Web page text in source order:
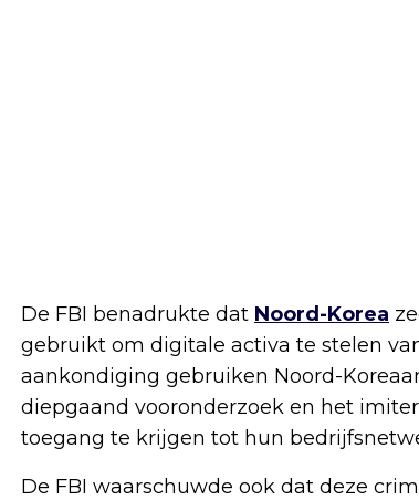
De FBI benadrukte dat Noord-Korea
gebruikt om digitale activa te stelen
aankondiging gebruiken Noord-
diepgaand vooronderzoek en het
toegang te krijgen tot hun
De FBI waarschuwde ook dat deze